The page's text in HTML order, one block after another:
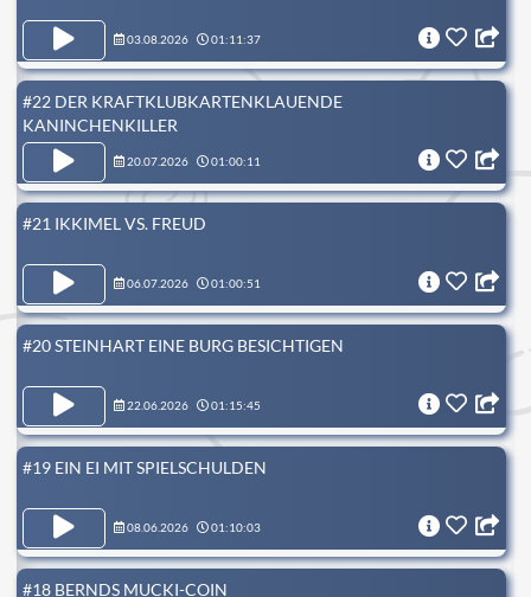
03.08.2026 01:11:37
#22 DER KRAFTKLUBKARTENKLAUENDE
KANINCHENKILLER
20.07.2026 01:00:11
#21 IKKIMEL VS. FREUD
06.07.2026 01:00:51
#20 STEINHART EINE BURG BESICHTIGEN
22.06.2026 01:15:45
#19 EIN EI MIT SPIELSCHULDEN
08.06.2026 01:10:03
#18 BERNDS MUCKI-COIN